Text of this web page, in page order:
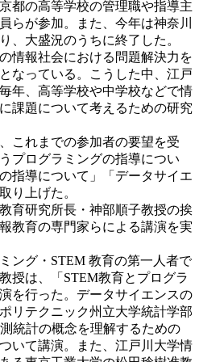
都の高等学校の管理職や指導主
らが参加。また、今年は神奈川
、大盛況のうちに終了した。
情報社会における問題解決力を
なっている。こうした中、江戸
年、高等学校や中学校などで情
課題について考えるための研究
これまでの参加者の要望を受
プログラミングの指導につい
指導について」「データサイエ
り上げた。
育研究所長・神部順子教授の挨
教育の専門家らによる講演を実
ング・STEM 教育の第一人者で
授は、「STEM教育とプログラ
を行った。データサイエンスの
リテクニック州立大学統計学部
統計の概念を理解するための
いて講演。また、江戸川大学情